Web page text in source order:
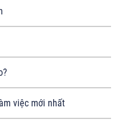
việc mới nhất